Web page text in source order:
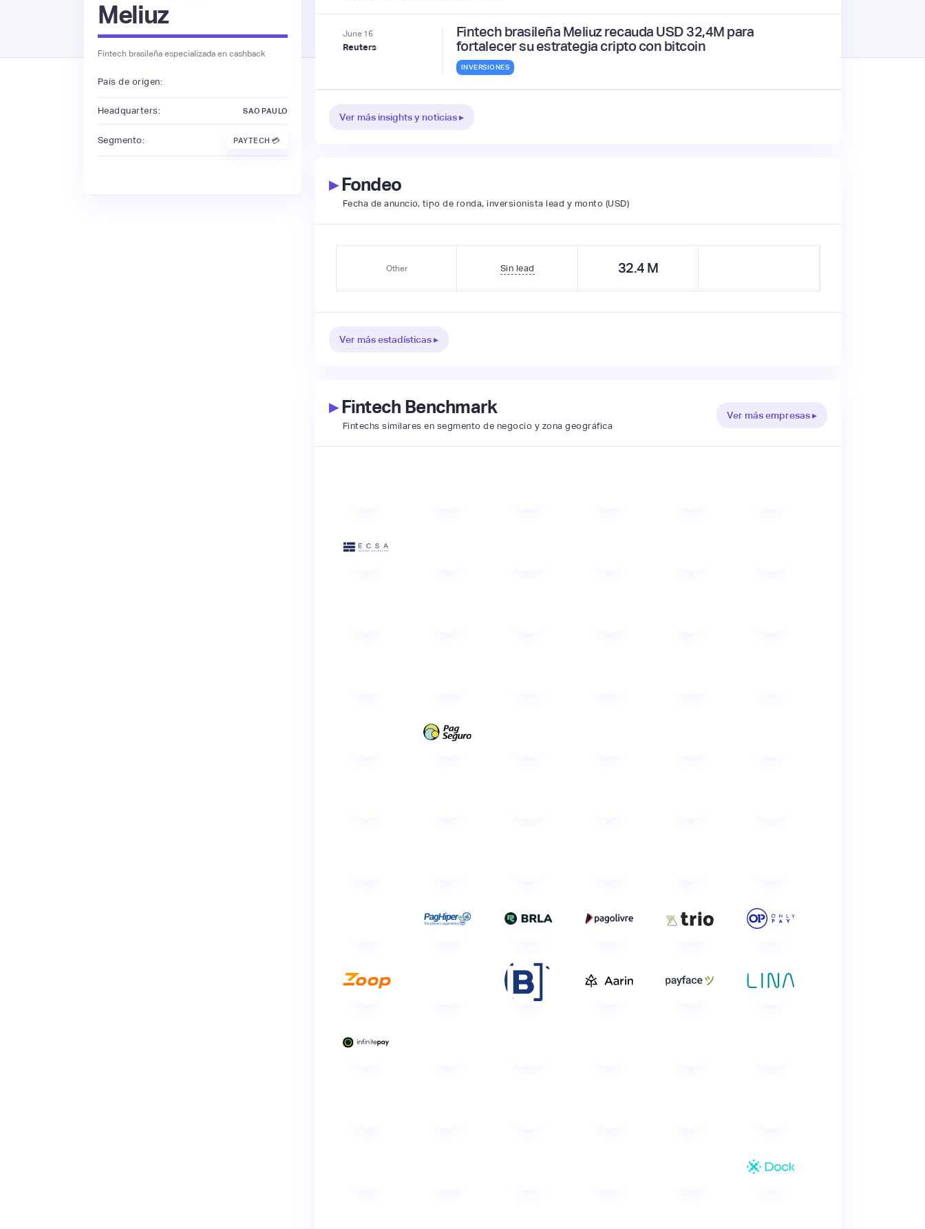
Meliuz
Fintech brasileña especializada en cashback
País de origen:
Headquarters: SAO PAULO
Segmento: PAYTECH 💳
June 16
Reuters
Fintech brasileña Meliuz recauda USD 32,4M para
fortalecer su estrategia cripto con bitcoin
INVERSIONES
Ver más insights y noticias ▸
▸Fondeo
Fecha de anuncio, tipo de ronda, inversionista lead y monto (USD)
Other Sin lead 32.4 M
Ver más estadísticas ▸
▸Fintech Benchmark
Fintechs similares en segmento de negocio y zona geográfica
Ver más empresas ▸